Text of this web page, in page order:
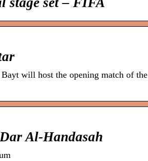
will host the opening match of the
Al-Handasah